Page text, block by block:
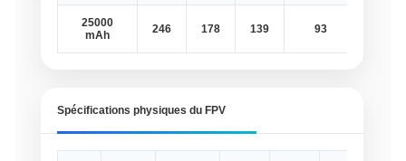
25000
mAh
246 178 139 93
Spécifications physiques du FPV